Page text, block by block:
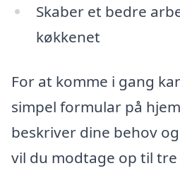
Skaber et bedre
køkkenet
For at komme i gang
simpel formular på
beskriver dine behov
vil du modtage op til